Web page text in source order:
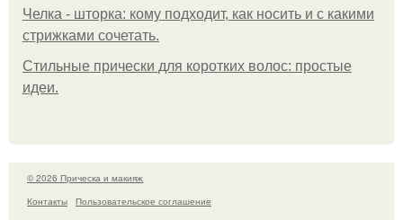
Челка - шторка: кому подходит, как носить и с какими
стрижками сочетать.
Стильные прически для коротких волос: простые
идеи.
© 2026 Прическа и макияж
Контакты
Пользовательское соглашение